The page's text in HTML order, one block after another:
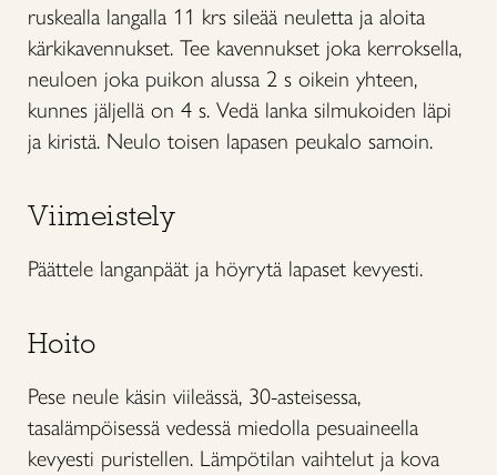
ruskealla langalla 11 krs sileää neuletta ja aloita
kärkikavennukset. Tee kavennukset joka kerroksella,
neuloen joka puikon alussa 2 s oikein yhteen,
kunnes jäljellä on 4 s. Vedä lanka silmukoiden läpi
ja kiristä. Neulo toisen lapasen peukalo samoin.
Viimeistely
Päättele langanpäät ja höyrytä lapaset kevyesti.
Hoito
Pese neule käsin viileässä, 30-asteisessa,
tasalämpöisessä vedessä miedolla pesuaineella
kevyesti puristellen. Lämpötilan vaihtelut ja kova